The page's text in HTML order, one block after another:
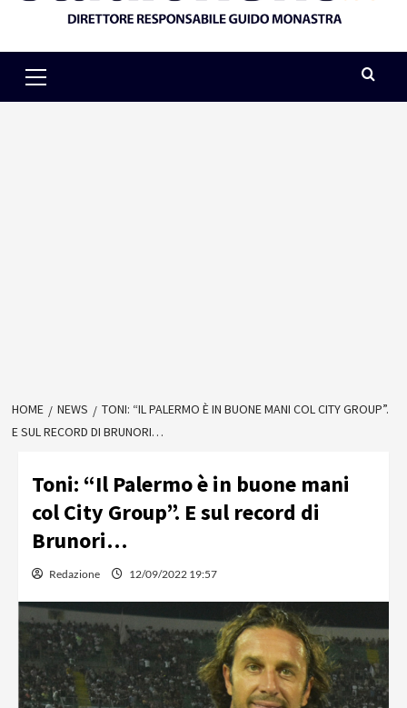
Menu
HOME NEWS
TONI: “IL PALERMO È IN BUONE MANI COL CITY GROUP”.
E SUL RECORD DI BRUNORI…
Toni: “Il Palermo è in buone mani
col City Group”. E sul record di
Brunori…
Redazione 12/09/2022 19:57